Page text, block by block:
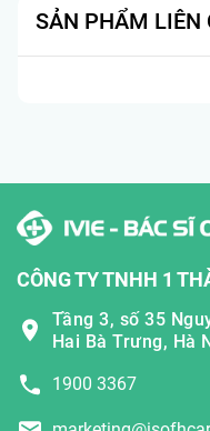
SẢN PHẨM LIÊN
CÔNG TY TNHH 1
Tầng 3, số 35
Hai Bà Trưng, Hà
1900 3367